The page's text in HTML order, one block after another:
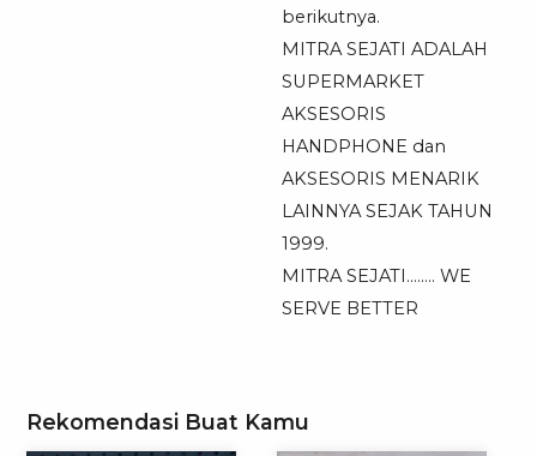
berikutnya.
MITRA SEJATI ADALAH
SUPERMARKET
AKSESORIS
HANDPHONE dan
AKSESORIS MENARIK
LAINNYA SEJAK TAHUN
1999.
MITRA SEJATI…….. WE
SERVE BETTER
Rekomendasi Buat Kamu